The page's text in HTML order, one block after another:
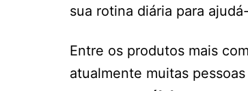
sua rotina diária para
Entre os produtos mais
atualmente muitas pessoas